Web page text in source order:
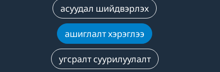
асуудал шийдвэрлэх
ашиглалт хэрэглээ
угсралт суурилуулалт